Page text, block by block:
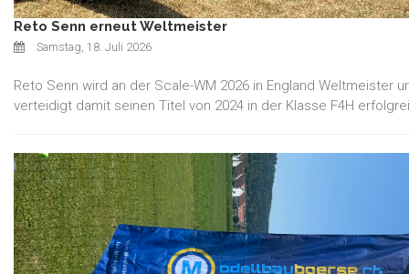
Reto Senn erneut Weltmeister
Samstag, 18. Juli 2026
Reto Senn wird an der Scale-WM 2026 in England Weltmeister
verteidigt damit seinen Titel von 2024 in der Klasse F4H